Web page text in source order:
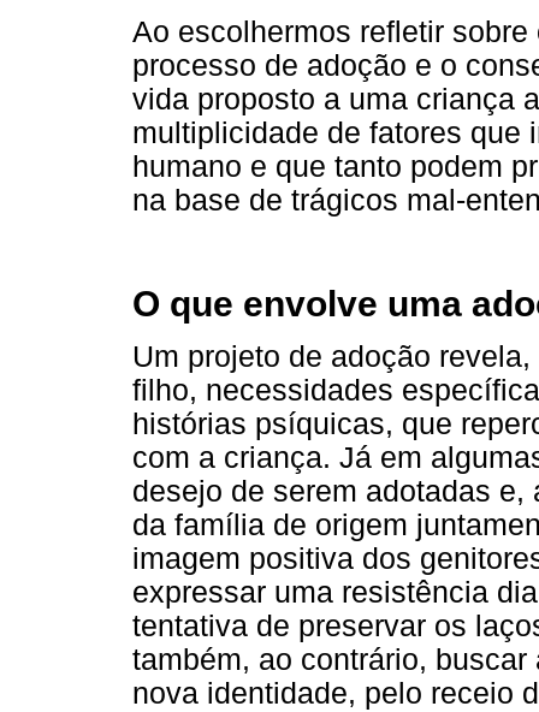
Ao escolhermos refletir
processo de adoção e o
vida proposto a uma criança
multiplicidade de fatores que
humano e que tanto podem
na base de trágicos mal-
O que envolve uma
Um projeto de adoção
filho, necessidades
histórias psíquicas, que
com a criança. Já em
desejo de serem adotadas
da família de origem
imagem positiva dos
expressar uma resistência
tentativa de preservar os
também, ao contrário,
nova identidade, pelo receio